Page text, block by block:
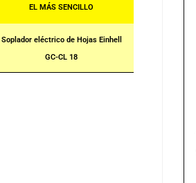
EL MÁS SENCILLO
Soplador eléctrico de Hojas Einhell
GC-CL 18